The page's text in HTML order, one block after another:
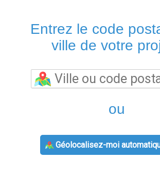
Entrez le code
ville de votre
ou
Géolocalisez-moi